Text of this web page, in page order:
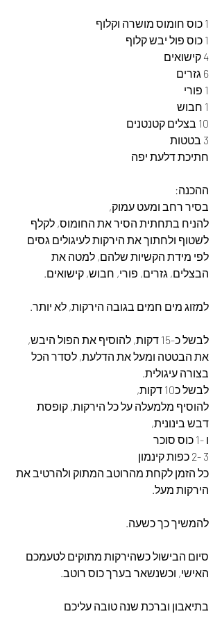
1 כוס חומוס מושרה וקלוף
1 כוס פול יבש קלוף
4 קישואים
6 גזרים
1 פורי
1 חבוש
10 בצלים קטנטנים
3 בטטות
חתיכת דלעת יפה
ההכנה:
בסיר רחב ומעט עמוק,
להניח בתחתית הסיר את החומוס, לקלף
לשטוף ולחתוך את הירקות לעיגולים גסים
לפי מידת הקשיות שלהם, למטה את
הבצלים, גזרים, פורי, חבוש, קישואים.
למזוג מים חמים בגובה הירקות, לא יותר.
לבשל כ-15 דקות, להוסיף את הפול היבש,
את הבטטה ומעל את הדלעת, לסדר הכל
בצורה עיגולית.
לבשל כ10 דקות,
להוסיף מלמעלה על כל הירקות, קופסת
דבש בינונית,
ו -1 כוס סוכר
3 -2 כפות קינמון
כל הזמן לקחת מהרוטב המתוק ולהרטיב את
הירקות מעל.
להמשיך כך כשעה.
סיום הבישול כשהירקות מתוקים לטעמכם
האישי, וכשנשאר בערך כוס רוטב.
בתיאבון וברכת שנה טובה עליכם